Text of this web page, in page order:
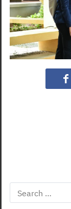
Search
for:
Search
for: